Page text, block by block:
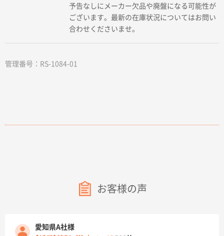
予告なしにメーカー欠品や廃盤になる可能性が
ございます。最新の在庫状況についてはお問い
合わせくださいませ。
管理番号：RS-1084-01
お客様の声
愛知県A社様